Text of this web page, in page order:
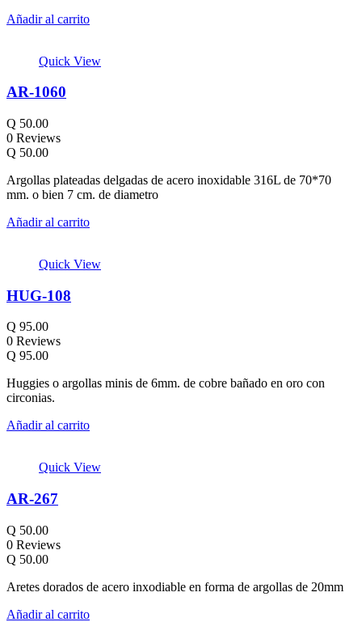
Añadir al carrito
Quick View
AR-1060
Q 50.00
0 Reviews
Q 50.00
Argollas plateadas delgadas de acero inoxidable 316L de 70*70
mm. o bien 7 cm. de diametro
Añadir al carrito
Quick View
HUG-108
Q 95.00
0 Reviews
Q 95.00
Huggies o argollas minis de 6mm. de cobre bañado en oro con
circonias.
Añadir al carrito
Quick View
AR-267
Q 50.00
0 Reviews
Q 50.00
Aretes dorados de acero inxodiable en forma de argollas de 20mm
Añadir al carrito